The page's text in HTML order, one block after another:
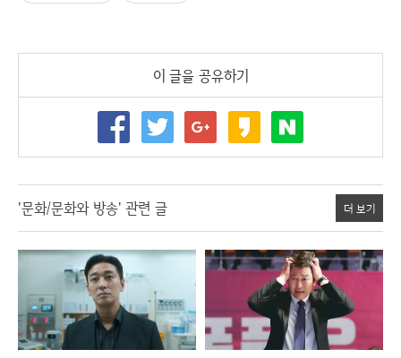
이 글을 공유하기
'문화/문화와 방송' 관련 글 더 보기